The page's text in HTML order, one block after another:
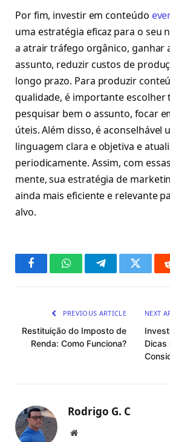
Por fim, investir em conteúdo
uma estratégia eficaz para o seu
a atrair tráfego orgânico, ganhar
assunto, reduzir custos de
longo prazo. Para produzir
qualidade, é importante escolher
pesquisar bem o assunto, focar
úteis. Além disso, é aconselhável
linguagem clara e objetiva e
periodicamente. Assim, com
mente, sua estratégia de
ainda mais eficiente e relevante
alvo.
FacebookWhatsAppTelegramTwitter
PREVIOUS ARTICLE
Restituição do Imposto de
Renda: Como Funciona?
NEXT
Dicas
Rodrigo G. C
Website